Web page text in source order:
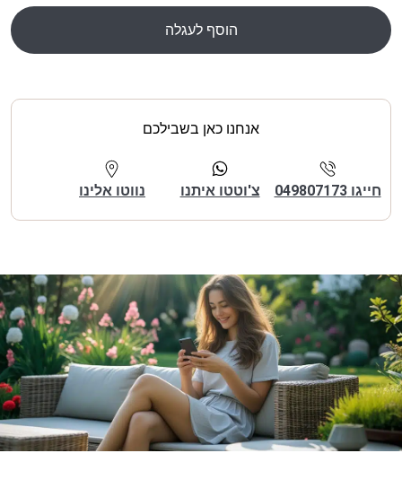
הוסף לעגלה
אנחנו כאן בשבילכם
חייגו 049807173 צ'וטטו איתנו נווטו אלינו